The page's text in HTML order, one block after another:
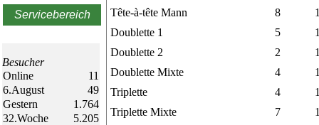
Servicebereich
Besucher
Online
11
6.August
49
Gestern
1.764
32.Woche
5.205
Tête-à-tête Mann
8
Doublette 1
5
Doublette 2
2
Doublette Mixte
4
Triplette
4
Triplette Mixte
7